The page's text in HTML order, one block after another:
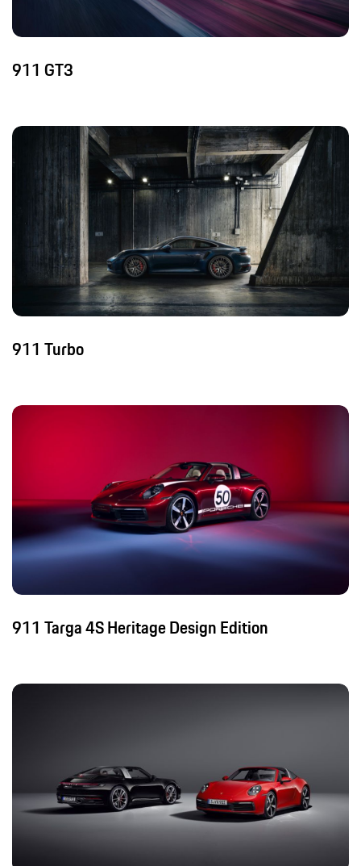
911 GT3
911 Turbo
911 Targa 4S Heritage Design Edition